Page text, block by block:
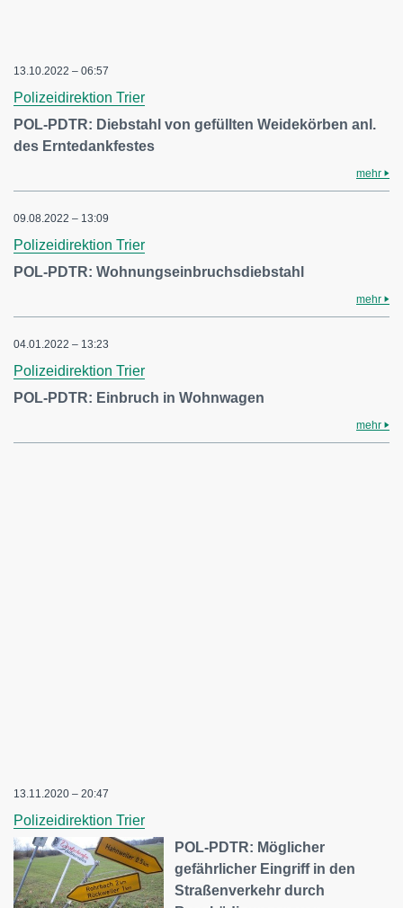
13.10.2022 – 06:57
Polizeidirektion Trier
POL-PDTR: Diebstahl von gefüllten Weidekörben anl.
des Erntedankfestes
mehr
09.08.2022 – 13:09
Polizeidirektion Trier
POL-PDTR: Wohnungseinbruchsdiebstahl
mehr
04.01.2022 – 13:23
Polizeidirektion Trier
POL-PDTR: Einbruch in Wohnwagen
mehr
13.11.2020 – 20:47
Polizeidirektion Trier
POL-PDTR: Möglicher
gefährlicher Eingriff in den
Straßenverkehr durch